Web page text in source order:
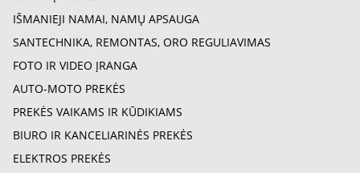
IŠMANIEJI NAMAI, NAMŲ APSAUGA
SANTECHNIKA, REMONTAS, ORO REGULIAVIMAS
FOTO IR VIDEO ĮRANGA
AUTO-MOTO PREKĖS
PREKĖS VAIKAMS IR KŪDIKIAMS
BIURO IR KANCELIARINĖS PREKĖS
ELEKTROS PREKĖS